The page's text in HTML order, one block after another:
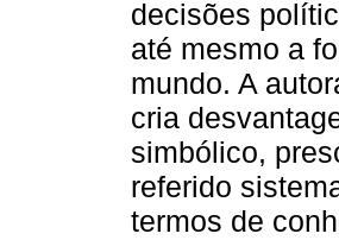
decisões
até mesmo a
mundo. A
cria
simbólico,
referido
termos de